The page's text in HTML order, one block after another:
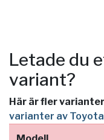
Letade du
variant?
Här är fler
varianter av